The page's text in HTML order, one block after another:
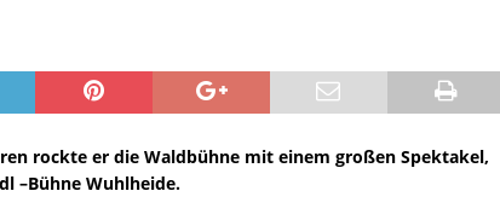
rockte er die Waldbühne mit einem großen Spektakel,
–Bühne Wuhlheide.